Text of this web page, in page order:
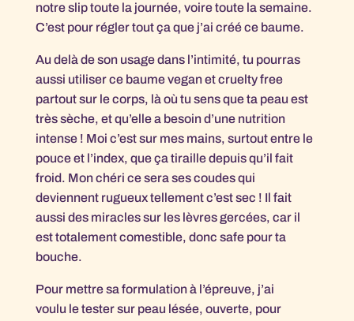
notre slip toute la journée, voire toute la semaine.
C’est pour régler tout ça que j’ai créé ce baume.
Au delà de son usage dans l’intimité, tu pourras
aussi utiliser ce baume vegan et cruelty free
partout sur le corps, là où tu sens que ta peau est
très sèche, et qu’elle a besoin d’une nutrition
intense ! Moi c’est sur mes mains, surtout entre le
pouce et l’index, que ça tiraille depuis qu’il fait
froid. Mon chéri ce sera ses coudes qui
deviennent rugueux tellement c’est sec ! Il fait
aussi des miracles sur les lèvres gercées, car il
est totalement comestible, donc safe pour ta
bouche.
Pour mettre sa formulation à l’épreuve, j’ai
voulu le tester sur peau lésée, ouverte, pour